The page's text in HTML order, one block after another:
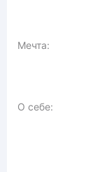
Мечта:
О себе: